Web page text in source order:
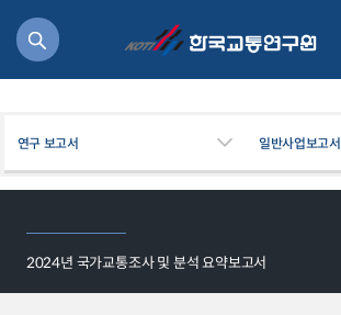
보완갱신 / 17 제1절 과업의 개요 / ..">
사업추진방안 / 13 제2장 전국 여객 O/D 보완갱신 / 17 제1절 과업의 개요 / ..">
연구 보고서 일반사업보고서
2024년 국가교통조사 및 분석 요약보고서